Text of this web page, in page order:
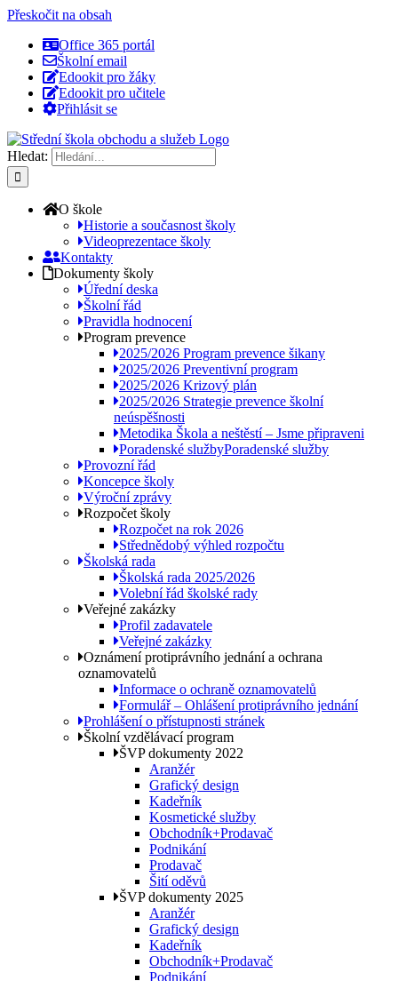
Přeskočit na obsah
Office 365 portál
Školní email
Edookit pro žáky
Edookit pro učitele
Přihlásit se
Hledat:
O škole
Historie a současnost školy
Videoprezentace školy
Kontakty
Dokumenty školy
Úřední deska
Školní řád
Pravidla hodnocení
Program prevence
2025/2026 Program prevence šikany
2025/2026 Preventivní program
2025/2026 Krizový plán
2025/2026 Strategie prevence školní
neúspěšnosti
Metodika Škola a neštěstí – Jsme připraveni
Poradenské službyPoradenské služby
Provozní řád
Koncepce školy
Výroční zprávy
Rozpočet školy
Rozpočet na rok 2026
Střednědobý výhled rozpočtu
Školská rada
Školská rada 2025/2026
Volební řád školské rady
Veřejné zakázky
Profil zadavatele
Veřejné zakázky
Oznámení protiprávního jednání a ochrana
oznamovatelů
Informace o ochraně oznamovatelů
Formulář – Ohlášení protiprávního jednání
Prohlášení o přístupnosti stránek
Školní vzdělávací program
ŠVP dokumenty 2022
Aranžér
Grafický design
Kadeřník
Kosmetické služby
Obchodník+Prodavač
Podnikání
Prodavač
Šití oděvů
ŠVP dokumenty 2025
Aranžér
Grafický design
Kadeřník
Obchodník+Prodavač
Podnikání